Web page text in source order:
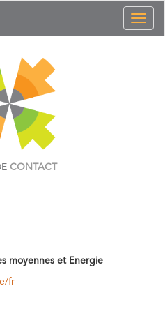
CONTACT
moyennes et Energie
fr